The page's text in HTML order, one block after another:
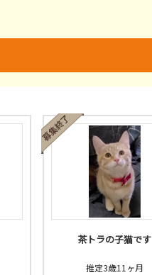
茶トラの子猫です
推定3歳11ヶ月